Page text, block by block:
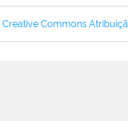
Creative Commons